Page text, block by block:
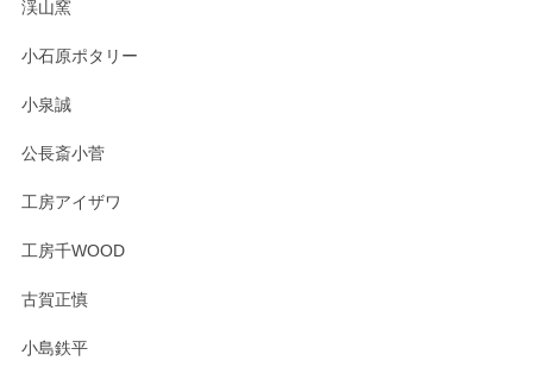
渓山窯
小石原ポタリー
小泉誠
公長斎小菅
工房アイザワ
工房千WOOD
古賀正慎
小島鉄平